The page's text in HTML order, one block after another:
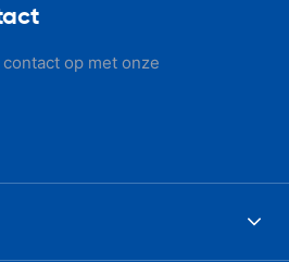
op met onze